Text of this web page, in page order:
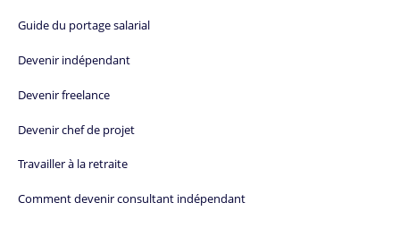
Guide du portage salarial
Devenir indépendant
Devenir freelance
Devenir chef de projet
Travailler à la retraite
Comment devenir consultant indépendant